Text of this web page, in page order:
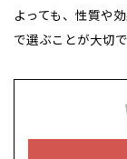
よっても、性質や
で選ぶことが大切で